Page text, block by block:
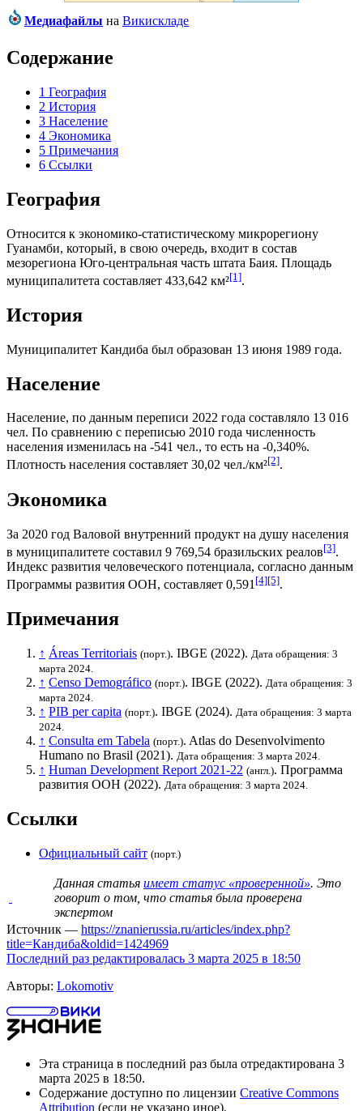
Медиафайлы на Викискладе
Содержание
1 География
2 История
3 Население
4 Экономика
5 Примечания
6 Ссылки
География
Относится к экономико-статистическому микрорегиону
Гуанамби, который, в свою очередь, входит в состав
мезорегиона Юго-центральная часть штата Баия. Площадь
муниципалитета составляет 433,642 км²[1].
История
Муниципалитет Кандиба был образован 13 июня 1989 года.
Население
Население, по данным переписи 2022 года составляло 13 016
чел. По сравнению с переписью 2010 года численность
населения изменилась на -541 чел., то есть на -0,340%.
Плотность населения составляет 30,02 чел./км²[2].
Экономика
За 2020 год Валовой внутренний продукт на душу населения
в муниципалитете составил 9 769,54 бразильских реалов[3].
Индекс развития человеческого потенциала, согласно данным
Программы развития ООН, составляет 0,591 [4][5].
Примечания
↑ Áreas Territoriais (порт.). IBGE (2022). Дата обращения: 3
марта 2024.
↑ Censo Demográfico (порт.). IBGE (2022). Дата обращения: 3
марта 2024.
↑ PIB per capita (порт.). IBGE (2024). Дата обращения: 3 марта
2024.
↑ Consulta em Tabela (порт.). Atlas do Desenvolvimento
Humano no Brasil (2021). Дата обращения: 3 марта 2024.
↑ Human Development Report 2021-22 (англ.). Программа
развития ООН (2022). Дата обращения: 3 марта 2024.
Ссылки
Официальный сайт (порт.)
Данная статья имеет статус «проверенной». Это
говорит о том, что статья была проверена
экспертом
Источник — https://znanierussia.ru/articles/index.php?
title=Кандиба&oldid=1424969
Последний раз редактировалась 3 марта 2025 в 18:50
Авторы: Lokomotiv
Эта страница в последний раз была отредактирована 3
марта 2025 в 18:50.
Содержание доступно по лицензии Creative Commons
Attribution (если не указано иное).